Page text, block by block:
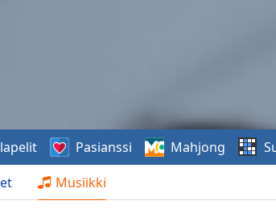
Musiikki
Pasianssi Mahjong